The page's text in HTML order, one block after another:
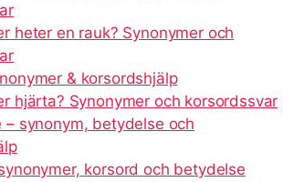
heter en rauk? Synonymer och
& korsordshjälp
hjärta? Synonymer och korsordssvar
– synonym, betydelse och
korsord och betydelse